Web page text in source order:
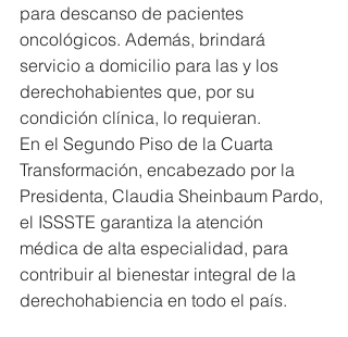
para descanso de pacientes
oncológicos. Además, brindará
servicio a domicilio para las y los
derechohabientes que, por su
condición clínica, lo requieran.
En el Segundo Piso de la Cuarta
Transformación, encabezado por la
Presidenta, Claudia Sheinbaum Pardo,
el ISSSTE garantiza la atención
médica de alta especialidad, para
contribuir al bienestar integral de la
derechohabiencia en todo el país.